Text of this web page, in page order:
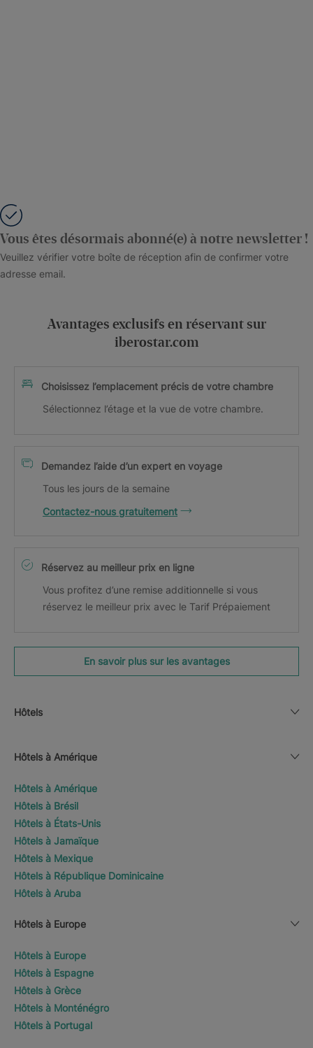
Vous êtes désormais abonné(e) à notre newsletter !
Veuillez vérifier votre boîte de réception afin de confirmer votre
adresse email.
Avantages exclusifs en réservant sur
iberostar.com
Choisissez l’emplacement précis de votre chambre
Sélectionnez l’étage et la vue de votre chambre.
Demandez l’aide d’un expert en voyage
Tous les jours de la semaine
Contactez-nous gratuitement
Réservez au meilleur prix en ligne
Vous profitez d’une remise additionnelle si vous
réservez le meilleur prix avec le Tarif Prépaiement
En savoir plus sur les avantages
Hôtels
Hôtels à Amérique
Hôtels à Amérique
Hôtels à Brésil
Hôtels à États-Unis
Hôtels à Jamaïque
Hôtels à Mexique
Hôtels à République Dominicaine
Hôtels à Aruba
Hôtels à Europe
Hôtels à Europe
Hôtels à Espagne
Hôtels à Grèce
Hôtels à Monténégro
Hôtels à Portugal